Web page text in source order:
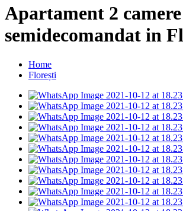
Apartament 2 camere
semidecomandat in
Home
Florești